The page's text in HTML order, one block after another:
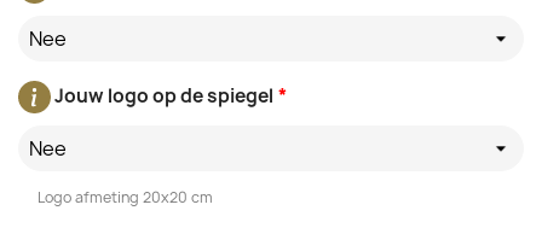
Nee
*
Jouw logo op de spiegel
Nee
Logo afmeting 20x20 cm